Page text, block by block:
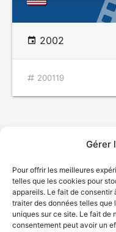
Gérer
Pour offrir les meilleures
telles que les cookies pour
appareils. Le fait de consentir
traiter des données telles que
uniques sur ce site. Le fait de
consentement peut avoir un
2002
200119